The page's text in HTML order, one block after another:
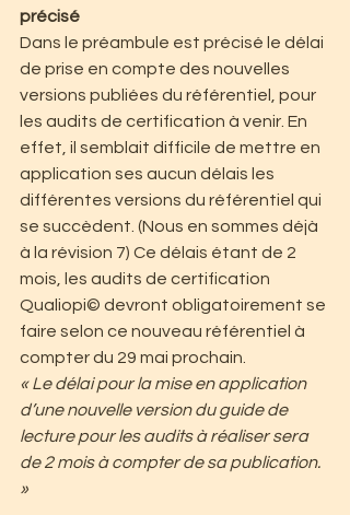
précisé
Dans le préambule est précisé le délai
de prise en compte des nouvelles
versions publiées du référentiel, pour
les audits de certification à venir. En
effet, il semblait difficile de mettre en
application ses aucun délais les
différentes versions du référentiel qui
se succèdent. (Nous en sommes déjà
à la révision 7) Ce délais étant de 2
mois, les audits de certification
Qualiopi© devront obligatoirement se
faire selon ce nouveau référentiel à
compter du 29 mai prochain.
« Le délai pour la mise en application
d’une nouvelle version du guide de
lecture pour les audits à réaliser sera
de 2 mois à compter de sa publication.
»